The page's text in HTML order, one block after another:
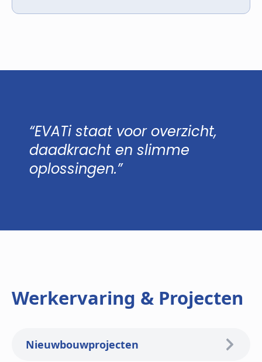
“EVATi staat voor overzicht,
daadkracht en slimme
oplossingen.”
Werkervaring & Projecten
Nieuwbouwprojecten